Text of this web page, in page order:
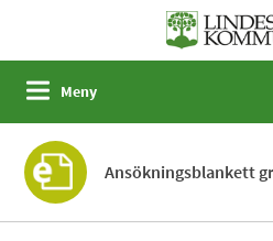
Meny
Ansökningsblankett